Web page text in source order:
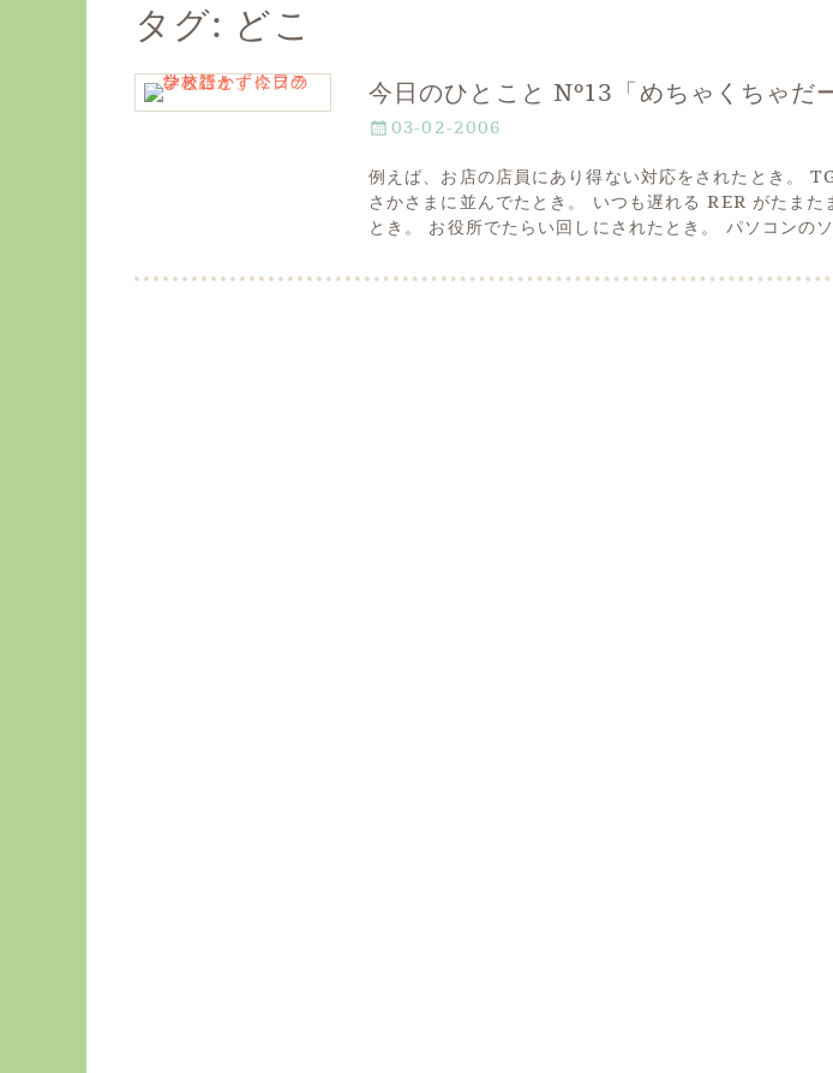
タグ: どこ
今日のひとこと Nº13「めちゃくちゃだ
P
s
t
e
o
03-02-2006
例えば、お店の店員にあり得ない対応をされたとき。
さかさまに並んでたとき。 いつも遅れる RER がたまた
とき。 お役所でたらい回しにされたとき。 パソコンの